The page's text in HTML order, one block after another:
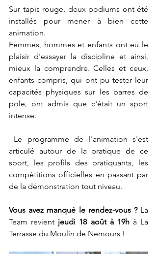
Sur tapis rouge, deux podiums ont été
installés pour mener à bien cette
animation.
Femmes, hommes et enfants ont eu le
plaisir d'essayer la discipline et ainsi,
mieux la comprendre. Celles et ceux,
enfants compris, qui ont pu tester leur
capacités physiques sur les barres de
pole, ont admis que c'était un sport
intense.
articulé autour de la pratique de ce
sport, les profils des pratiquants, les
compétitions officielles en passant par
de la démonstration tout niveau.
Vous avez manqué le rendez-vous ? La
Team revient jeudi 18 août à 19h à La
Terrasse du Moulin de Nemours !